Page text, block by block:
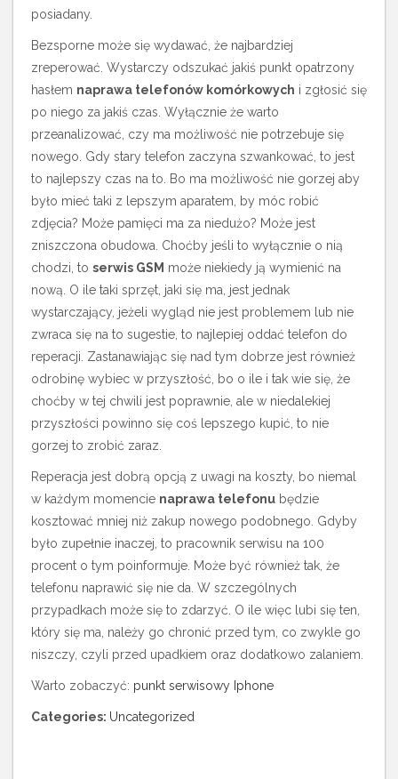
posiadany.
Bezsporne może się wydawać, że najbardziej
zreperować. Wystarczy odszukać jakiś punkt opatrzony
hasłem naprawa telefonów komórkowych i zgłosić się
po niego za jakiś czas. Wyłącznie że warto
przeanalizować, czy ma możliwość nie potrzebuje się
nowego. Gdy stary telefon zaczyna szwankować, to jest
to najlepszy czas na to. Bo ma możliwość nie gorzej aby
było mieć taki z lepszym aparatem, by móc robić
zdjęcia? Może pamięci ma za niedużo? Może jest
zniszczona obudowa. Choćby jeśli to wyłącznie o nią
chodzi, to serwis GSM może niekiedy ją wymienić na
nową. O ile taki sprzęt, jaki się ma, jest jednak
wystarczający, jeżeli wygląd nie jest problemem lub nie
zwraca się na to sugestie, to najlepiej oddać telefon do
reperacji. Zastanawiając się nad tym dobrze jest również
odrobinę wybiec w przyszłość, bo o ile i tak wie się, że
choćby w tej chwili jest poprawnie, ale w niedalekiej
przyszłości powinno się coś lepszego kupić, to nie
gorzej to zrobić zaraz.
Reperacja jest dobrą opcją z uwagi na koszty, bo niemal
w każdym momencie naprawa telefonu będzie
kosztować mniej niż zakup nowego podobnego. Gdyby
było zupełnie inaczej, to pracownik serwisu na 100
procent o tym poinformuje. Może być również tak, że
telefonu naprawić się nie da. W szczególnych
przypadkach może się to zdarzyć. O ile więc lubi się ten,
który się ma, należy go chronić przed tym, co zwykle go
niszczy, czyli przed upadkiem oraz dodatkowo zalaniem.
Warto zobaczyć: punkt serwisowy Iphone
Categories: Uncategorized